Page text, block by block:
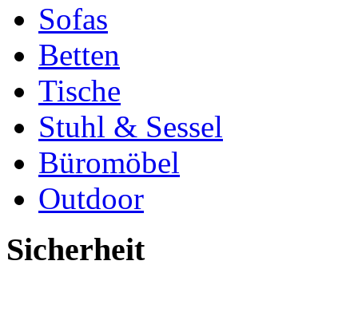
Sofas
Betten
Tische
Stuhl & Sessel
Büromöbel
Outdoor
Sicherheit